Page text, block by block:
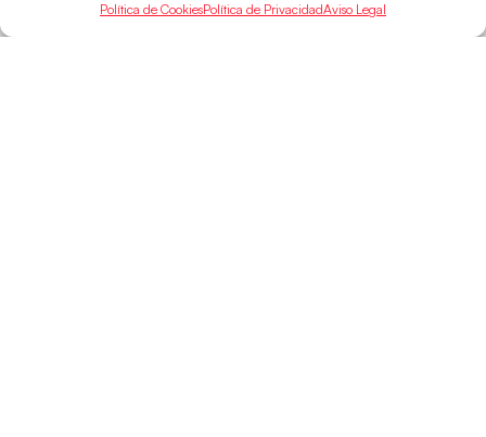
Política de CookiesPolítica de PrivacidadAviso Legal